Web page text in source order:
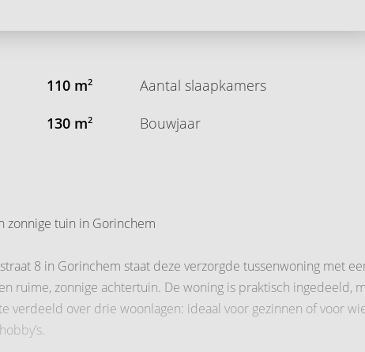
110 m2
130 m2
Aantal slaapkamers
Bouwjaar
zonnige tuin in Gorinchem
8 in Gorinchem staat deze verzorgde tussenwoning met
ruime, zonnige achtertuin. De woning is praktisch ingedeeld,
verdeeld over drie woonlagen: ideaal voor gezinnen of voor